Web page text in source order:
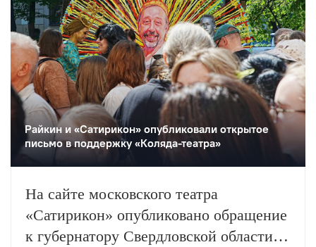
Райкин и «Сатирикон» опубликовали открытое
письмо в поддержку «Коляда-театра»
На сайте московского театра
«Сатирикон» опубликовано обращение
к губернатору Свердловской области и